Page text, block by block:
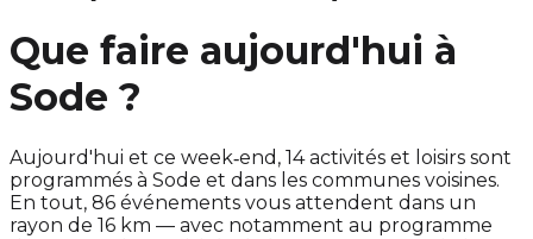
Que faire aujourd'hui à
Sode ?
Aujourd'hui et ce week‑end, 14 activités et loisirs sont
programmés à Sode et dans les communes voisines.
En tout, 86 événements vous attendent dans un
rayon de 16 km — avec notamment au programme